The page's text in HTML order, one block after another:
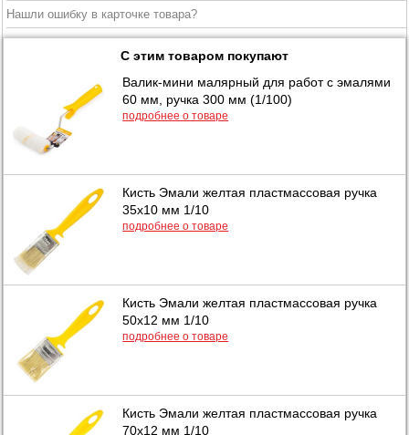
Нашли ошибку в карточке товара?
С этим товаром покупают
Валик-мини малярный для работ с эмалями
60 мм, ручка 300 мм (1/100)
подробнее о товаре
Кисть Эмали желтая пластмассовая ручка
35х10 мм 1/10
подробнее о товаре
Кисть Эмали желтая пластмассовая ручка
50х12 мм 1/10
подробнее о товаре
Кисть Эмали желтая пластмассовая ручка
70х12 мм 1/10